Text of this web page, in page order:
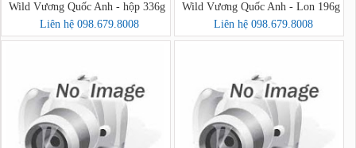
Wild Vương Quốc Anh - hộp 336g
Liên hệ 098.679.8008
Wild Vương Quốc Anh - Lon 196g
Liên hệ 098.679.8008